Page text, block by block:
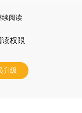
续阅读
读权限
升级